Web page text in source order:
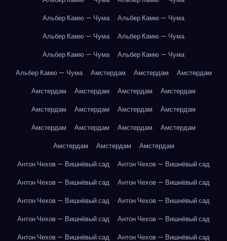
Альбер Камю — Чума
Альбер Камю — Чума
Альбер Камю — Чума
Альбер Камю — Чума
Альбер Камю — Чума
Альбер Камю — Чума
Альбер Камю — Чума
Амстердам Амстердам
Амстердам
Амстердам
Амстердам Амстердам
Амстердам
Амстердам
Амстердам Амстердам
Амстердам
Амстердам
Амстердам Амстердам
Амстердам
Амстердам
Амстердам
Амстердам
Антон Чехов — Вишнёвый сад
Антон Чехов — Вишнёвый сад
Антон Чехов — Вишнёвый сад
Антон Чехов — Вишнёвый сад
Антон Чехов — Вишнёвый сад
Антон Чехов — Вишнёвый сад
Антон Чехов — Вишнёвый сад
Антон Чехов — Вишнёвый сад
Антон Чехов — Вишнёвый сад
Антон Чехов — Вишнёвый сад